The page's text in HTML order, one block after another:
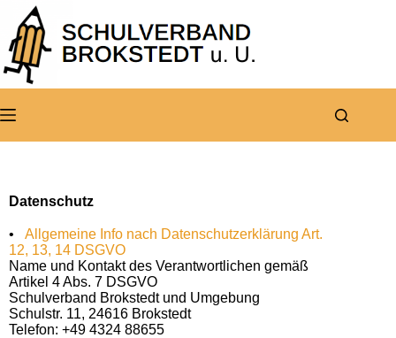
Datenschutz
• Allgemeine Info nach Datenschutzerklärung Art.
12, 13, 14 DSGVO
Name und Kontakt des Verantwortlichen gemäß
Artikel 4 Abs. 7 DSGVO
Schulverband Brokstedt und Umgebung
Schulstr. 11, 24616 Brokstedt
Telefon: +49 4324 88655